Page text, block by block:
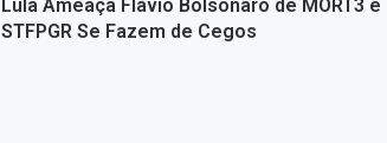
Lula Ameaça Flávio Bolsonaro de MORT3 e
STFPGR Se Fazem de Cegos